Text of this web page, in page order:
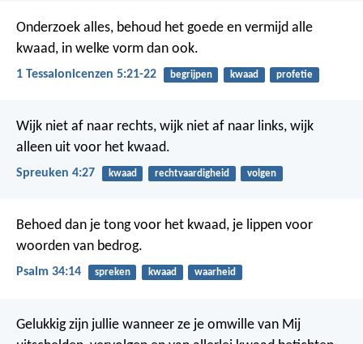
Onderzoek alles, behoud het goede en vermijd alle
kwaad, in welke vorm dan ook.
1 Tessalonicenzen 5:21-22 begrijpen kwaad profetie
Wijk niet af naar rechts, wijk niet af naar links, wijk
alleen uit voor het kwaad.
Spreuken 4:27 kwaad rechtvaardigheid volgen
Behoed dan je tong voor het kwaad, je lippen voor
woorden van bedrog.
Psalm 34:14 spreken kwaad waarheid
Gelukkig zijn jullie wanneer ze je omwille van Mij